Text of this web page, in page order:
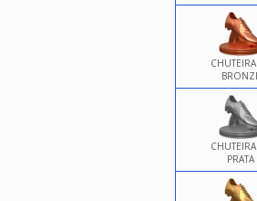
PRATA